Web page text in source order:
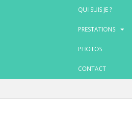
QUI SUIS JE ?
PRESTATIONS
PHOTOS
CONTACT